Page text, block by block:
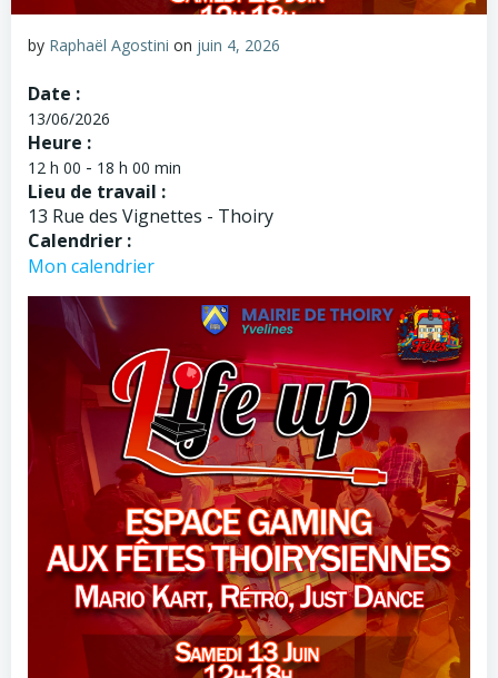
by Raphaël Agostini on juin 4, 2026
Date :
13/06/2026
Heure :
12 h 00 - 18 h 00 min
Lieu de travail :
13 Rue des Vignettes - Thoiry
Calendrier :
Mon calendrier